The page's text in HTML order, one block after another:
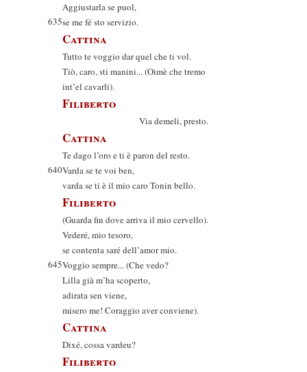
Aggiustarla se puol,
635se me fé sto servizio.
Cattina
Tutto te voggio dar quel che ti vol.
Tiò, caro, sti manini... (Oimè che tremo
int’el cavarli).
Filiberto
Via demeli, presto.
Cattina
Te dago l’oro e ti è paron del resto.
640Varda se te voi ben,
varda se ti è il mio caro Tonin bello.
Filiberto
(Guarda fin dove arriva il mio cervello).
Vederé, mio tesoro,
se contenta saré dell’amor mio.
645Voggio sempre... (Che vedo?
Lilla già m’ha scoperto,
adirata sen viene,
misero me! Coraggio aver conviene).
Cattina
Dixé, cossa vardeu?
Filiberto